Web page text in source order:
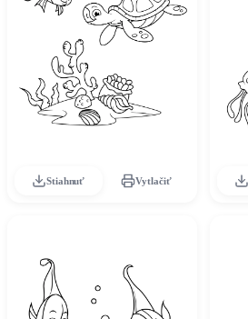
Stiahnuť Vytlačiť